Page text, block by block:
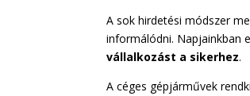
A sok hirdetési módszer
informálódni. Napjainkban
vállalkozást a sikerhez.
A céges gépjárművek